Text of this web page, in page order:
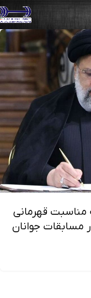
مناسبت قهرمانی
مسابقات جوانان